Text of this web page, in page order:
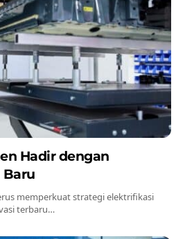
Hadir dengan
Baru
memperkuat strategi elektrifikasi
terbaru…